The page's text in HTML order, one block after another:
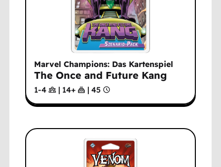
Marvel Champions: Das Kartenspiel
The Once and Future Kang
1-4 | 14+ | 45